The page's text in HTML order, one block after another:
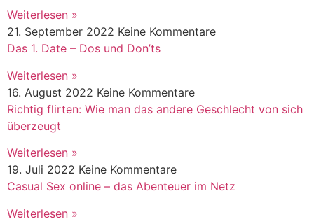
Weiterlesen »
21. September 2022 Keine Kommentare
Das 1. Date – Dos und Don’ts
Weiterlesen »
16. August 2022 Keine Kommentare
Richtig flirten: Wie man das andere Geschlecht von sich
überzeugt
Weiterlesen »
19. Juli 2022 Keine Kommentare
Casual Sex online – das Abenteuer im Netz
Weiterlesen »